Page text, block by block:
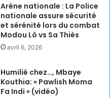
Arène nationale : La Police
nationale assure sécurité
et sérénité lors du combat
Modou Lô vs Sa Thiès
avril 6, 2026
Humilié chez…, Mbaye
Kouthia: « Pawlish Moma
Fa Indi « (vidéo)